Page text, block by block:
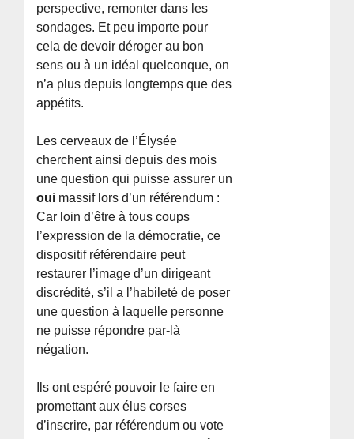
perspective, remonter dans les
sondages. Et peu importe pour
cela de devoir déroger au bon
sens ou à un idéal quelconque, on
n’a plus depuis longtemps que des
appétits.
Les cerveaux de l’Élysée
cherchent ainsi depuis des mois
une question qui puisse assurer un
oui massif lors d’un référendum :
Car loin d’être à tous coups
l’expression de la démocratie, ce
dispositif référendaire peut
restaurer l’image d’un dirigeant
discrédité, s’il a l’habileté de poser
une question à laquelle personne
ne puisse répondre par-là
négation.
Ils ont espéré pouvoir le faire en
promettant aux élus corses
d’inscrire, par référendum ou vote